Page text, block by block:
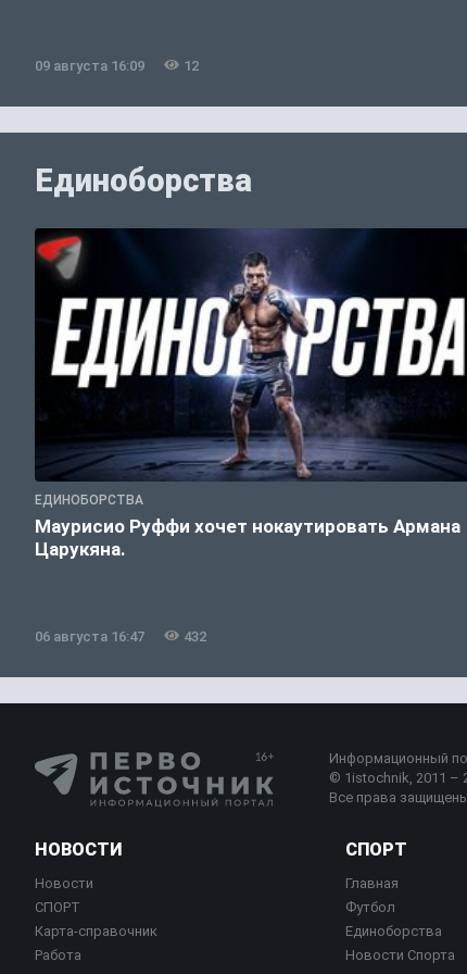
09 августа 16:09 12
Единоборства
ЕДИНОБОРСТВА
Маурисио Руффи хочет нокаутировать Армана
Царукяна.
06 августа 16:47 432
Информационный
© 1istochnik, 2011 –
Все права
НОВОСТИ
Новости
СПОРТ
Карта-справочник
Работа
СПОРТ
Главная
Футбол
Единоборства
Новости Спорта